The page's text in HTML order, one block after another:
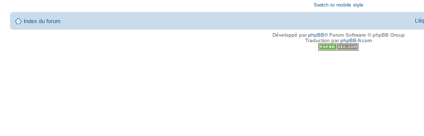
Switch to mobile style
Index du forum
Développé parphpBB® Forum Software © phpBB Group
Traduction parphpBB-fr.com